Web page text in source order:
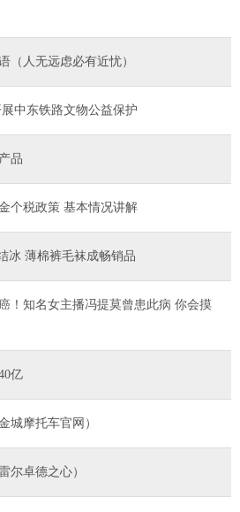
（人无远虑必有近忧）
中东铁路文物公益保护
品
个税政策 基本情况讲解
冰 薄棉裤毛袜成畅销品
！知名女主播冯提莫曾患此病 你会摸
亿
城摩托车官网）
尔卓德之心）